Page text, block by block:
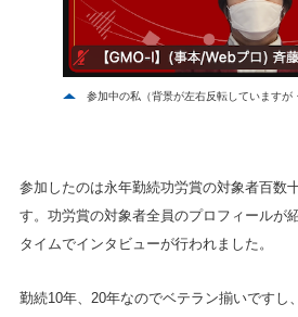
参加中の私（背景が左右反転していますが
参加したのは永年勤続功労賞の対象者百数
す。功労賞の対象者全員のプロフィールが
タイムでインタビューが行われました。
勤続10年、20年なのでベテラン揃いですし